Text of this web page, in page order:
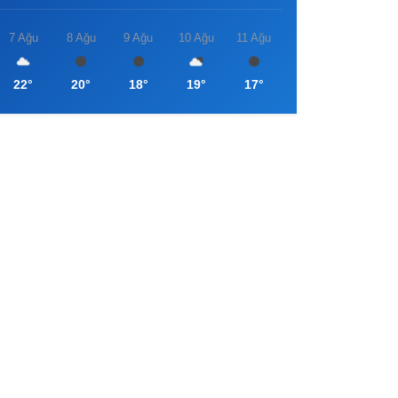
7 Ağu
22°
8 Ağu
20°
9 Ağu
18°
10 Ağu
19°
11 Ağu
17°